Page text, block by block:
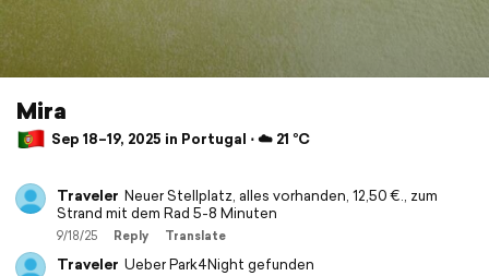
Mira
Sep 18–19, 2025 in Portugal ⋅ ☁️ 21 °C
Traveler Neuer Stellplatz, alles vorhanden, 12,50 €., zum
Strand mit dem Rad 5-8 Minuten
9/18/25 Reply Translate
Traveler Ueber Park4Night gefunden